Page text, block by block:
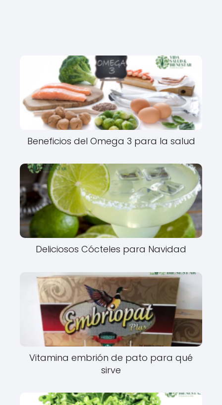
Beneficios del Omega 3 para la salud
Deliciosos Cócteles para Navidad
Vitamina embrión de pato para qué
sirve